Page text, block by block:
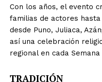
Con los años, el evento
familias de actores
desde Puno, Juliaca,
así una celebración
regional en cada Semana
TRADICIÓN